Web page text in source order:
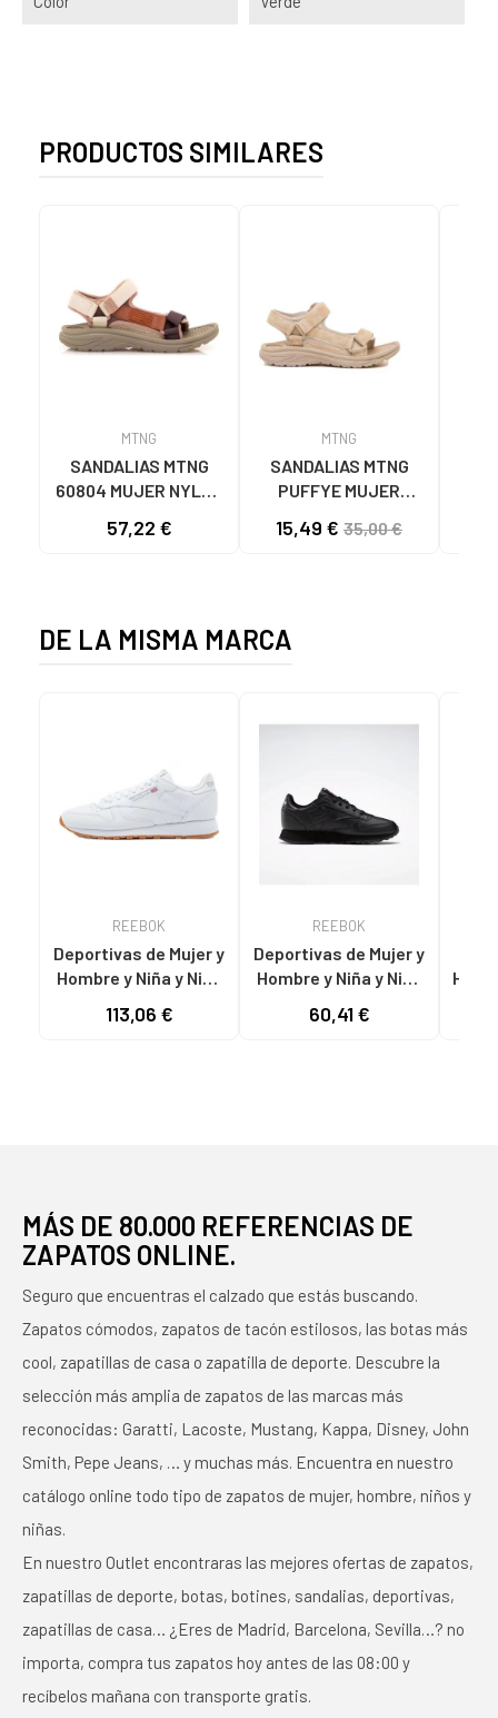
PRODUCTOS SIMILARES
MTNG
SANDALIAS MTNG
60804 MUJER NYLON
TAUPE C59615 - -
57,22 €
MTNG
SANDALIAS MTNG
PUFFYE MUJER
C60056 C60056 -
15,49 € 35,00 €
DE LA MISMA MARCA
REEBOK
Deportivas de Mujer y
Hombre y Niña y Niño
GY0952 BLANCA
113,06 €
REEBOK
Deportivas de Mujer y
Hombre y Niña y Niño
MARCA MODELO CL
60,41 €
MÁS DE 80.000 REFERENCIAS DE
ZAPATOS ONLINE.
Seguro que encuentras el calzado que estás buscando.
Zapatos cómodos, zapatos de tacón estilosos, las botas más
cool, zapatillas de casa o zapatilla de deporte. Descubre la
selección más amplia de zapatos de las marcas más
reconocidas: Garatti, Lacoste, Mustang, Kappa, Disney, John
Smith, Pepe Jeans, … y muchas más. Encuentra en nuestro
catálogo online todo tipo de zapatos de mujer, hombre, niños y
niñas.
En nuestro Outlet encontraras las mejores ofertas de zapatos,
zapatillas de deporte, botas, botines, sandalias, deportivas,
zapatillas de casa… ¿Eres de Madrid, Barcelona, Sevilla…? no
importa, compra tus zapatos hoy antes de las 08:00 y
recíbelos mañana con transporte gratis.